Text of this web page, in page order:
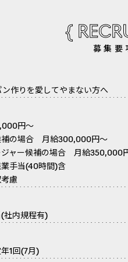
{
募集要
作りを愛してやまない方へ
円～
の場合 月給300,000円～
ャー候補の場合 月給350,000
手当(40時間)含
慮
社内規程有)
1回(7月)